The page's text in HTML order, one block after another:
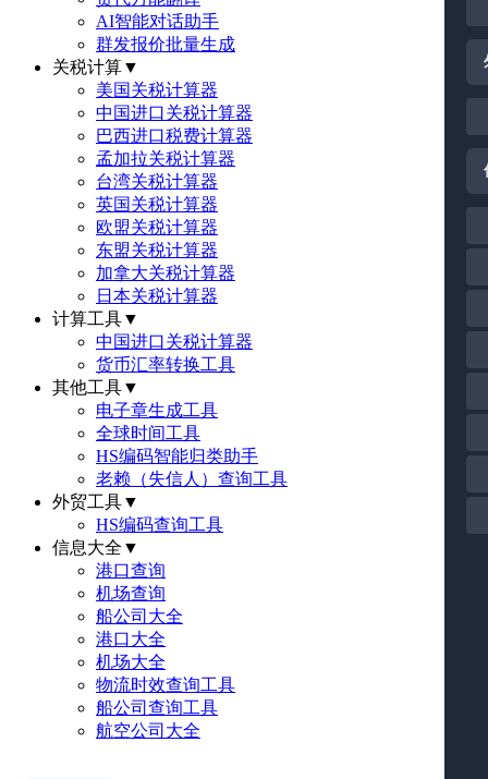
AI智能对话助手
群发报价批量生成
关税计算▼
美国关税计算器
中国进口关税计算器
巴西进口税费计算器
孟加拉关税计算器
台湾关税计算器
英国关税计算器
欧盟关税计算器
东盟关税计算器
加拿大关税计算器
日本关税计算器
计算工具▼
中国进口关税计算器
货币汇率转换工具
其他工具▼
电子章生成工具
全球时间工具
HS编码智能归类助手
老赖（失信人）查询工具
外贸工具▼
HS编码查询工具
信息大全 ▼
港口查询
机场查询
船公司大全
港口大全
机场大全
物流时效查询工具
船公司查询工具
航空公司大全